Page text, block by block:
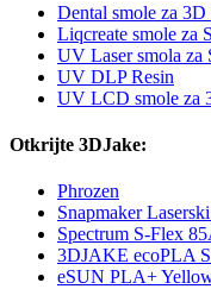
Dental smole za 3D
Liqcreate smole za
UV Laser smola za
UV DLP Resin
UV LCD smole za
Otkrijte 3DJake:
Phrozen
Snapmaker
Spectrum S-Flex
3DJAKE ecoPLA
eSUN PLA+